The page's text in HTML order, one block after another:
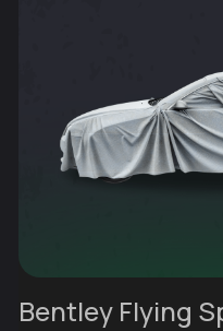
Bentley Flying